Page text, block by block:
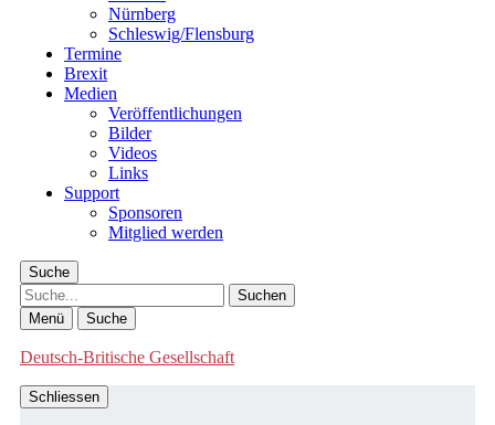
Nürnberg
Schleswig/Flensburg
Termine
Brexit
Medien
Veröffentlichungen
Bilder
Videos
Links
Support
Sponsoren
Mitglied werden
Suche
Suche
Menü Suche
Deutsch-Britische Gesellschaft
Schliessen